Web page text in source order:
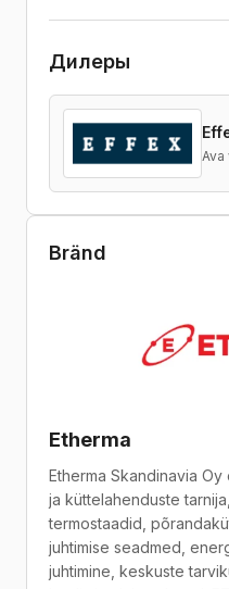
Дилеры
Bränd
Etherma
Etherma Skandinavia
ja küttelahenduste
termostaadid,
juhtimise seadmed,
juhtimine, keskuste